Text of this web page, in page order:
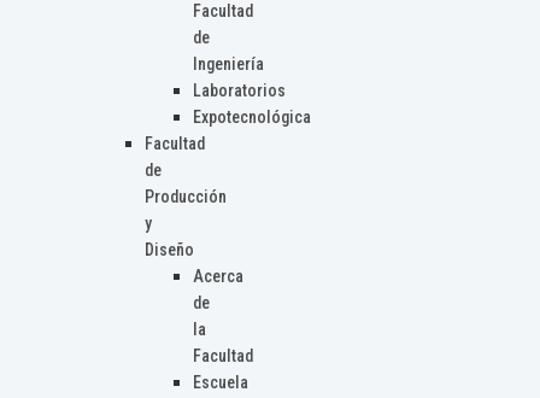
Facultad
de
Ingeniería
Laboratorios
Expotecnológica
Facultad
de
Producción
y
Diseño
Acerca
de
la
Facultad
Escuela